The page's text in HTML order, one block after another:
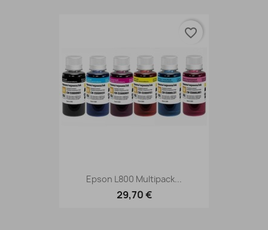
Epson L800 Multipack...
29,70 €
favorite_border